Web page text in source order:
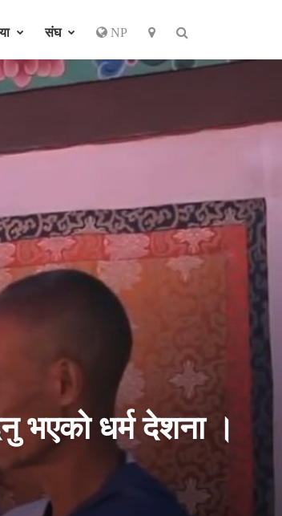
संघ NP
धर्म देशना ।